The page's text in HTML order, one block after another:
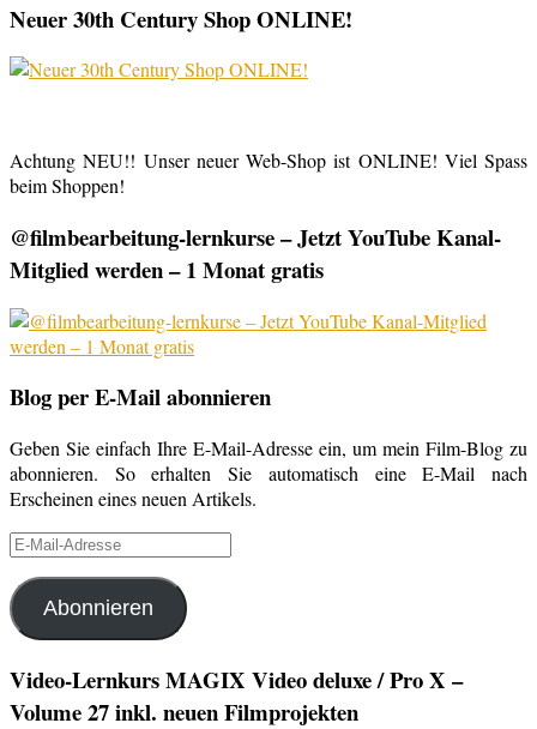
Neuer 30th Century Shop ONLINE!
Achtung NEU!! Unser neuer Web-Shop ist ONLINE! Viel Spass
beim Shoppen!
@filmbearbeitung-lernkurse – Jetzt YouTube Kanal-
Mitglied werden – 1 Monat gratis
Blog per E-Mail abonnieren
Geben Sie einfach Ihre E-Mail-Adresse ein, um mein Film-Blog zu
abonnieren. So erhalten Sie automatisch eine E-Mail nach
Erscheinen eines neuen Artikels.
E-
Adresse
Abonnieren
Video-Lernkurs MAGIX Video deluxe / Pro X –
Volume 27 inkl. neuen Filmprojekten